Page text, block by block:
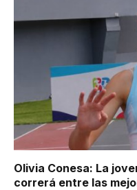
Olivia Conesa: La
correrá entre las